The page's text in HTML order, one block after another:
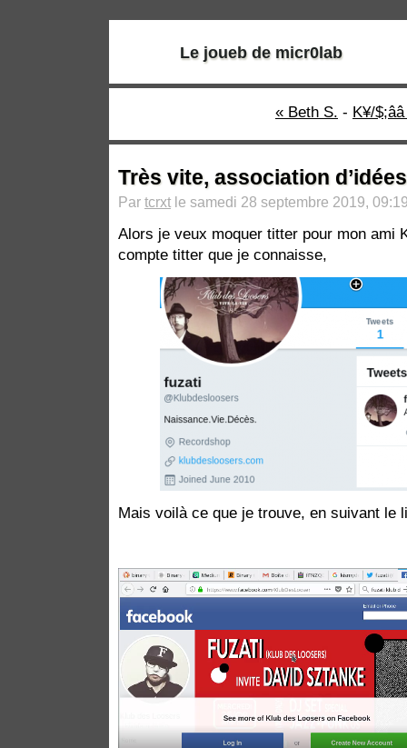
Le joueb de micr0lab
« Beth S. - K¥/
Très vite, association d’idées
Par tcrxt le samedi 28 septembre 2019,
Alors je veux moquer titter pour mon ami
compte titter que je connaisse,
Mais voilà ce que je trouve, en suivant le